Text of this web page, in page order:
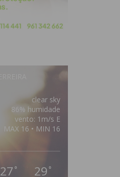
clear sky
86% humidade
vento: 1m/s E
MAX 16 • MIN 16
27 ° 29 °